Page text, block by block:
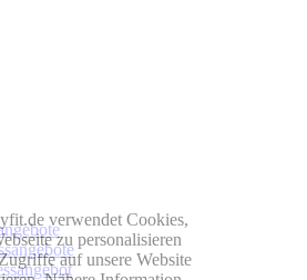
verwendet Cookies,
zu personalisieren
auf unsere Website